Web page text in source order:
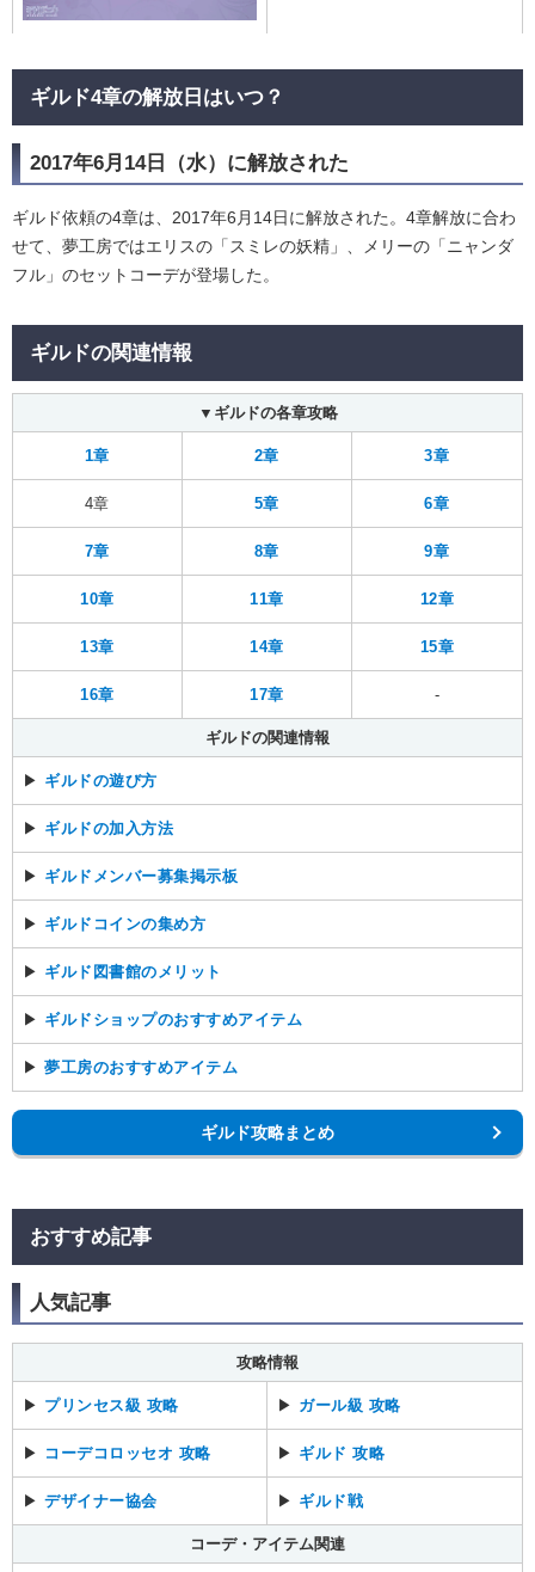
ギルド4章の解放日はいつ？
2017年6月14日（水）に解放された
ギルド依頼の4章は、2017年6月14日に解放された。4章解放に合わ
せて、夢工房ではエリスの「スミレの妖精」、メリーの「ニャンダ
フル」のセットコーデが登場した。
ギルドの関連情報
▼ギルドの各章攻略
1章 2章 3章
4章 5章 6章
7章 8章 9章
10章 11章 12章
13章 14章 15章
16章 17章 -
ギルドの関連情報
▶ ギルドの遊び方
▶ ギルドの加入方法
▶ ギルドメンバー募集掲示板
▶ ギルドコインの集め方
▶ ギルド図書館のメリット
▶ ギルドショップのおすすめアイテム
▶夢工房のおすすめアイテム
ギルド攻略まとめ
おすすめ記事
人気記事
攻略情報
▶ プリンセス級 攻略 ▶ ガール級 攻略
▶ コーデコロッセオ 攻略 ▶ ギルド 攻略
▶デザイナー協会 ▶ ギルド戦
コーデ・アイテム関連